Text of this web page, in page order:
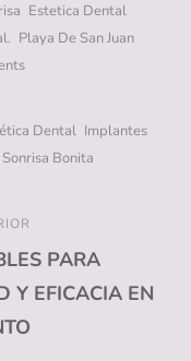
Estetica Dental
Playa De San Juan
Dental Implantes
Sonrisa Bonita
PARA
Y EFICACIA EN